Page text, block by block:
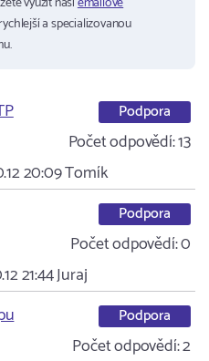
a specializovanou
Podpora
Počet odpovědí:13
20:09Tomík
Podpora
Počet odpovědí:0
21:44Juraj
Podpora
Počet odpovědí:2